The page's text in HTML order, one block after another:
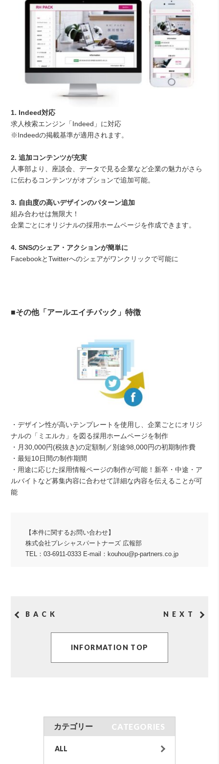
1. Indeed対応
求人検索エンジン「Indeed」に対応
※Indeedの掲載基準が適用されます。
2. 追加コンテンツが充実
人事部より、座談会、データで見る企業など企業の魅力がさら
に伝わるコンテンツがオプションで追加可能。
3. 自由度の高いデザインのパターン追加
組み合わせは無限大！
企業ごとにオリジナルの採用ホームページを作成できます。
4. SNSのシェア・アクションが簡単に
FacebookとTwitterへのシェアがワンクリックで可能に
■その他「アールエイチパック」特徴
・デザイン性が高いテンプレートを使用し、企業ごとにオリジ
ナルの「ミエルカ」を図る採用ホームページを制作
・月30,000円(税抜き)の定額制／別途98,000円の初期制作費
・最短10日間の制作期間
・用途に応じた採用情報ページの制作が可能！新卒・中途・ア
ルバイトなど募集内容に合わせて詳細な内容を伝えることが可
能
【本件に関するお問い合わせ】
株式会社プレシャスパートナーズ 広報部
TEL：03-6911-0333 E-mail：kouhou@p-partners.co.jp
BACK NEXT
INFORMATION TOP
カテゴリー CATEGORIES
ALL